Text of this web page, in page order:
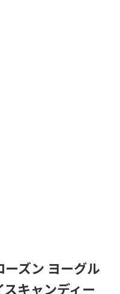
ズン ヨーグル
キャンディー